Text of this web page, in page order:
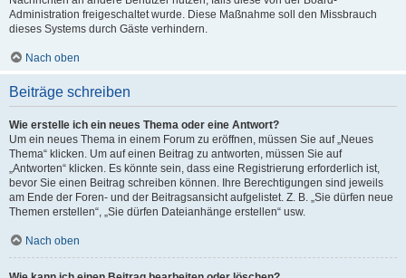
Administration freigeschaltet wurde. Diese Maßnahme soll den Missbrauch
dieses Systems durch Gäste verhindern.
Nach oben
Beiträge schreiben
Wie erstelle ich ein neues Thema oder eine Antwort?
Um ein neues Thema in einem Forum zu eröffnen, müssen Sie auf „Neues
Thema“ klicken. Um auf einen Beitrag zu antworten, müssen Sie auf
„Antworten“ klicken. Es könnte sein, dass eine Registrierung erforderlich ist,
bevor Sie einen Beitrag schreiben können. Ihre Berechtigungen sind jeweils
am Ende der Foren- und der Beitragsansicht aufgelistet. Z. B. „Sie dürfen neue
Themen erstellen“, „Sie dürfen Dateianhänge erstellen“ usw.
Nach oben